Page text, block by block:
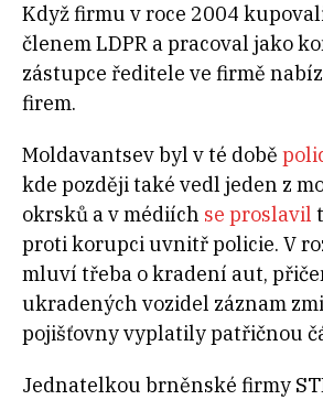
Když firmu v roce 2004
členem LDPR a pracoval jako
zástupce ředitele ve firmě
firem.
Moldavantsev byl v té době
kde později také vedl jeden z
okrsků a v médiích se proslavil
proti korupci uvnitř policie. V
mluví třeba o kradení aut,
ukradených vozidel záznam
pojišťovny vyplatily patřičnou
Jednatelkou brněnské firmy